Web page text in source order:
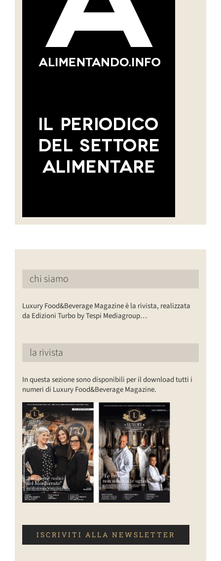
chi siamo
Luxury Food&Beverage Magazine è la rivista, realizzata
da Edizioni Turbo by Tespi Mediagroup…
la rivista
In questa sezione sono disponibili per il download tutti i
numeri di Luxury Food&Beverage Magazine.
ISCRIVITI ALLA NEWSLETTER